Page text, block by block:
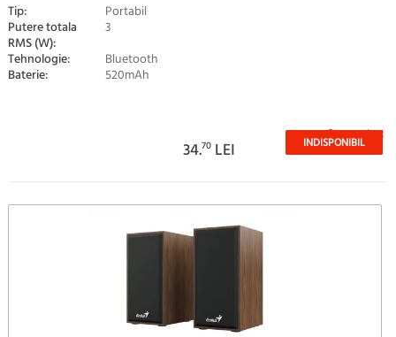
Tip: Portabil
Putere totala
RMS (W):
3
Tehnologie:
Bluetooth
Baterie: 520mAh
Stoc epuizat
34.70 LEI INDISPONIBIL